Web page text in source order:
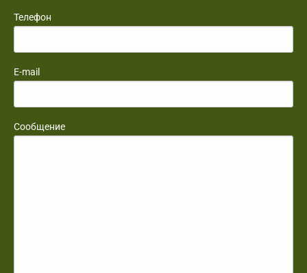
Телефон
E-mail
Сообщение